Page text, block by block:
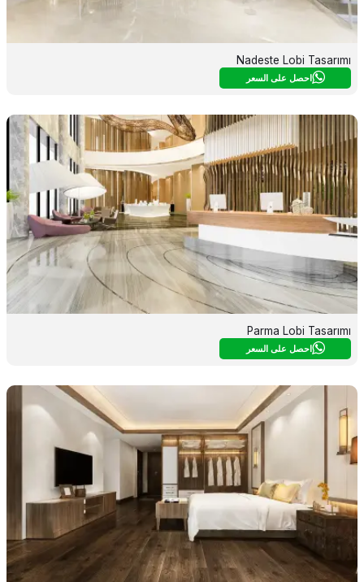
Nadeste Lobi Tasarımı
احصل على السعر
Parma Lobi Tasarımı
احصل على السعر